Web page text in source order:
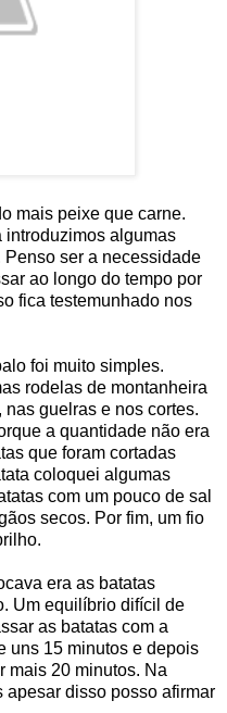
mais peixe que carne.
introduzimos algumas
ser a necessidade
ao longo do tempo por
fica testemunhado nos
foi muito simples.
rodelas de montanheira
guelras e nos cortes.
a quantidade não era
que foram cortadas
coloquei algumas
com um pouco de sal
secos. Por fim, um fio
era as batatas
Um equilíbrio difícil de
as batatas com a
uns 15 minutos e depois
mais 20 minutos. Na
apesar disso posso afirmar